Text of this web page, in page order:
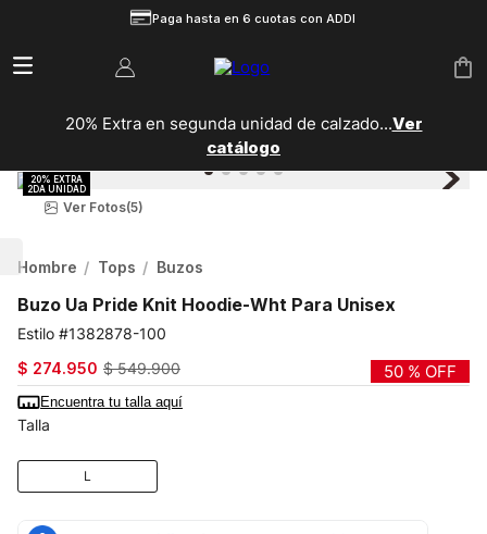
Paga hasta en 6 cuotas con ADDI
20% Extra en segunda unidad de calzado...Ver
catálogo
Ver Fotos(5)
Hombre Tops Buzos
Buzo Ua Pride Knit Hoodie-Wht Para Unisex
1382878-100
$ 274.950 $ 549.900 50 % OFF
Encuentra tu talla aquí
Talla
L